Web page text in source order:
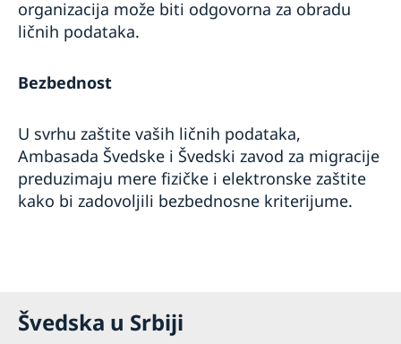
organizacija može biti odgovorna za obradu
ličnih podataka.
Bezbednost
U svrhu zaštite vaših ličnih podataka,
Ambasada Švedske i Švedski zavod za migracije
preduzimaju mere fizičke i elektronske zaštite
kako bi zadovoljili bezbednosne kriterijume.
Švedska u Srbiji